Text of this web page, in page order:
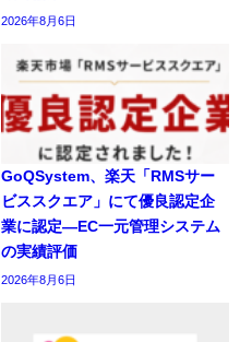
2026年8月6日
GoQSystem、楽天「RMSサー
ビススクエア」にて優良認定企
業に認定―EC一元管理システム
の実績評価
2026年8月6日